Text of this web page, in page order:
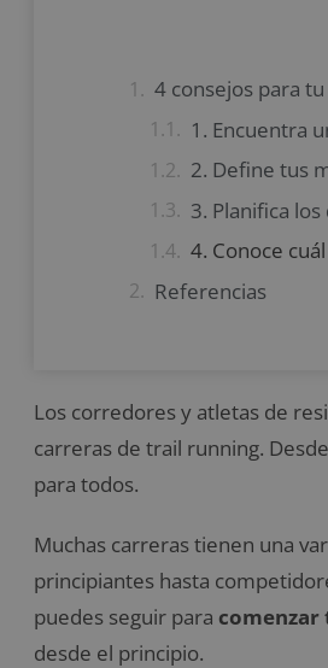
4 consejos para
1. Encuentra
2. Define tus
3. Planifica
4. Conoce
Referencias
Los corredores y atletas de
carreras de trail running.
para todos.
Muchas carreras tienen una
principiantes hasta
puedes seguir para comenzar
desde el principio.